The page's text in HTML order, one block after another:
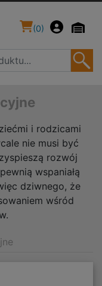
(0)
i rodzicami
nie musi być
rozwój
wspaniałą
dziwnego, że
wśród